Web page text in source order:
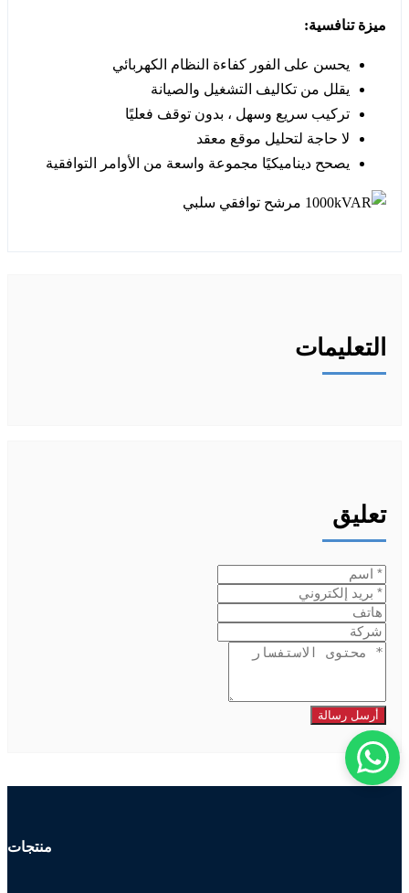
ميزة تنافسية:
يحسن على الفور كفاءة النظام الكهربائي
يقلل من تكاليف التشغيل والصيانة
تركيب سريع وسهل ، بدون توقف فعليًا
لا حاجة لتحليل موقع معقد
يصحح ديناميكيًا مجموعة واسعة من الأوامر التوافقية
التعليمات
تعليق
أرسل رسالة
منتجات